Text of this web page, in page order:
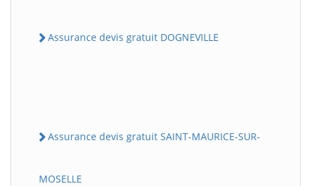
Assurance devis gratuit DOGNEVILLE
Assurance devis gratuit SAINT-MAURICE-SUR-
MOSELLE